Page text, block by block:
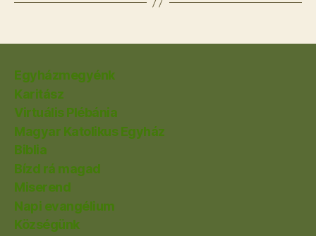
Egyházmegyénk
Karitász
Virtuális Plébánia
Magyar Katolikus Egyház
Biblia
Bízd rá magad
Miserend
Napi evangélium
Községünk